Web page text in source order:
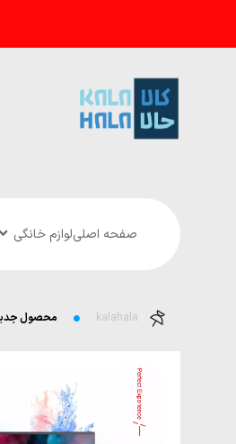
صفحه اصلیلوازم خانگی
kalahala محصول